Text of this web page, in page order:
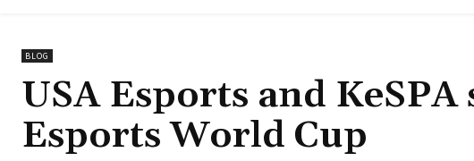
BLOG
USA Esports and
Esports World Cup